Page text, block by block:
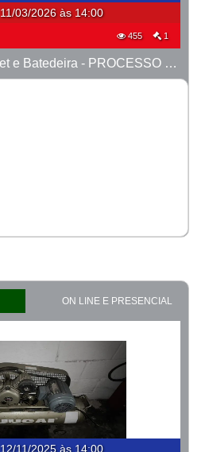
11/03/2026 às 14:00
455 1
LOTE 10 - Trator Valmet e Batedeira - PROCESSO 0041700-45.2009-1ª CONT.
ON LINE E PRESENCIAL
12/11/2025 às 14:00